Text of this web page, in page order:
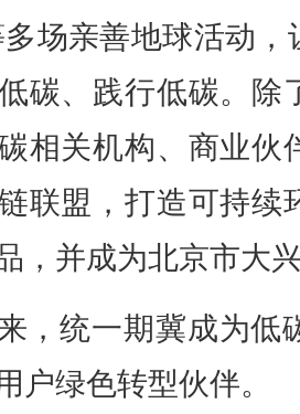
多场亲善地球活动
碳、践行低碳。除
相关机构、商业伙
联盟，打造可持续
，并成为北京市大
，统一期冀成为低
户绿色转型伙伴。